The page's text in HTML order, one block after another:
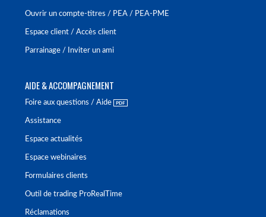
Ouvrir un compte-titres / PEA / PEA-PME
Espace client / Accès client
Parrainage / Inviter un ami
AIDE & ACCOMPAGNEMENT
Foire aux questions / Aide
Assistance
Espace actualités
Espace webinaires
Formulaires clients
Outil de trading ProRealTime
Réclamations